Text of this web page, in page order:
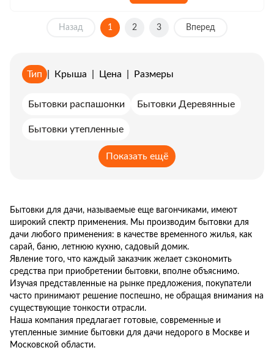
Назад 1 2 3 Вперед
Тип Крыша Цена Размеры
Бытовки распашонки Бытовки Деревянные
Бытовки утепленные
Бытовки с металлической дверью в аренду
Бытовки из профлиста Бытовки с крыльцом
Бытовки с туалетом и душем
Бытовки с террасой Бытовки для жилья
Бытовки домики Бытовки из бруса
Модульные здания Бытовки контейнеры
Показать ещё
Бытовки для дачи, называемые еще вагончиками, имеют
широкий спектр применения. Мы производим бытовки для
дачи любого применения: в качестве временного жилья, как
сарай, баню, летнюю кухню, садовый домик.
Явление того, что каждый заказчик желает сэкономить
средства при приобретении бытовки, вполне объяснимо.
Изучая представленные на рынке предложения, покупатели
часто принимают решение поспешно, не обращая внимания на
существующие тонкости отрасли.
Наша компания предлагает готовые, современные и
утепленные зимние бытовки для дачи недорого в Москве и
Московской области.